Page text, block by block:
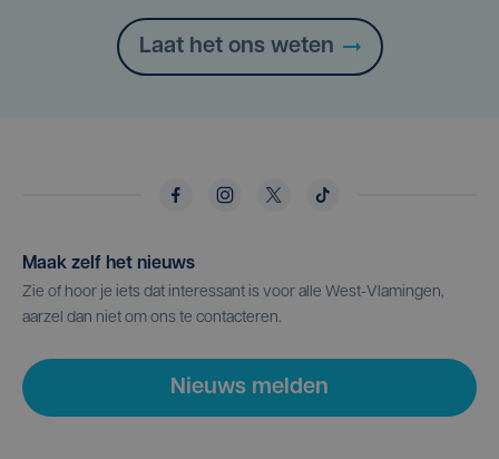
Laat het ons weten
Maak zelf het nieuws
Zie of hoor je iets dat interessant is voor alle West-Vlamingen,
aarzel dan niet om ons te contacteren.
Nieuws melden